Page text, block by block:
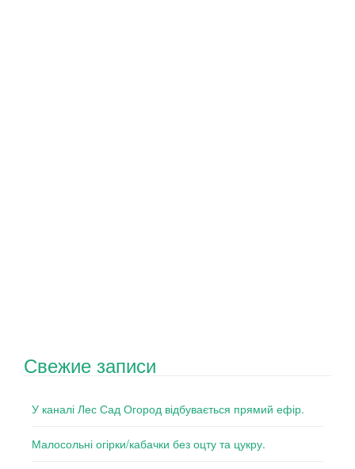
Свежие записи
У каналі Лес Сад Огород відбувається прямий ефір.
Малосольні огірки/кабачки без оцту та цукру.